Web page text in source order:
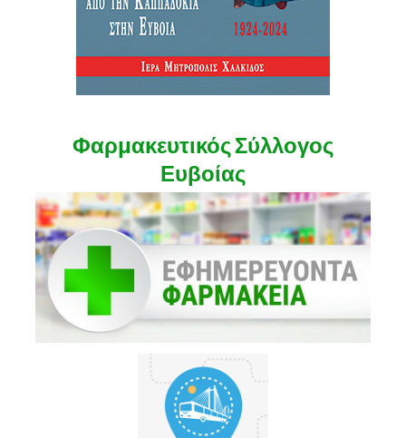
Φαρμακευτικός Σύλλογος
Ευβοίας